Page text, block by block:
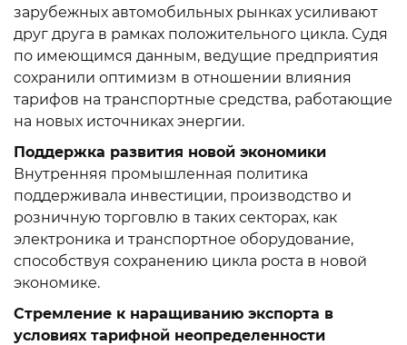
зарубежных автомобильных рынках усиливают
друг друга в рамках положительного цикла. Судя
по имеющимся данным, ведущие предприятия
сохранили оптимизм в отношении влияния
тарифов на транспортные средства, работающие
на новых источниках энергии.
Поддержка развития новой экономики
Внутренняя промышленная политика
поддерживала инвестиции, производство и
розничную торговлю в таких секторах, как
электроника и транспортное оборудование,
способствуя сохранению цикла роста в новой
экономике.
Стремление к наращиванию экспорта в
условиях тарифной неопределенности